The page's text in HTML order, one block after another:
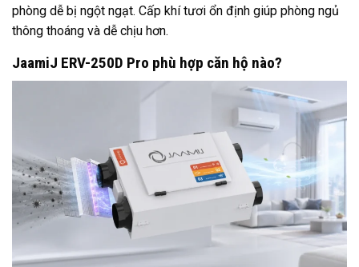
phòng dễ bị ngột ngạt. Cấp khí tươi ổn định giúp phòng ngủ
thông thoáng và dễ chịu hơn.
JaamiJ ERV-250D Pro phù hợp căn hộ nào?